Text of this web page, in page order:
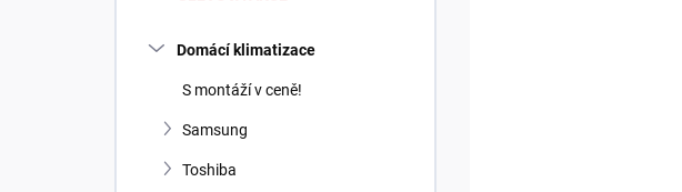
Domácí klimatizace
S montáží v ceně!
Samsung
Toshiba